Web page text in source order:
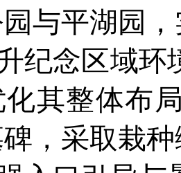
与平湖园
纪念区域环
其整体布
，采取栽